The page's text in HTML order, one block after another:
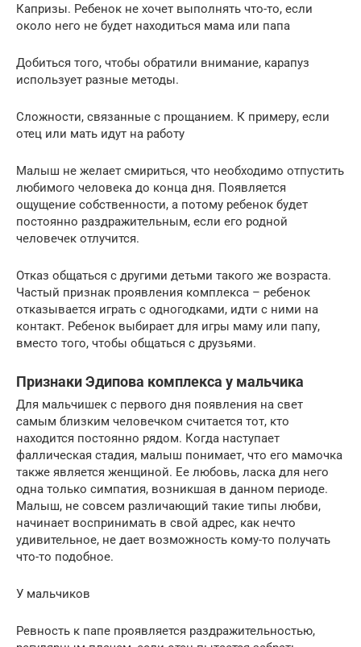
Капризы. Ребенок не хочет выполнять что-то, если
около него не будет находиться мама или папа
Добиться того, чтобы обратили внимание, карапуз
использует разные методы.
Сложности, связанные с прощанием. К примеру, если
отец или мать идут на работу
Малыш не желает смириться, что необходимо отпустить
любимого человека до конца дня. Появляется
ощущение собственности, а потому ребенок будет
постоянно раздражительным, если его родной
человечек отлучится.
Отказ общаться с другими детьми такого же возраста.
Частый признак проявления комплекса – ребенок
отказывается играть с одногодками, идти с ними на
контакт. Ребенок выбирает для игры маму или папу,
вместо того, чтобы общаться с друзьями.
Признаки Эдипова комплекса у мальчика
Для мальчишек с первого дня появления на свет
самым близким человечком считается тот, кто
находится постоянно рядом. Когда наступает
фаллическая стадия, малыш понимает, что его мамочка
также является женщиной. Ее любовь, ласка для него
одна только симпатия, возникшая в данном периоде.
Малыш, не совсем различающий такие типы любви,
начинает воспринимать в свой адрес, как нечто
удивительное, не дает возможность кому-то получать
что-то подобное.
У мальчиков
Ревность к папе проявляется раздражительностью,